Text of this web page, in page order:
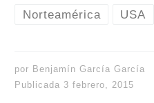
Norteamérica USA
por Benjamín García García
Publicada 3 febrero, 2015